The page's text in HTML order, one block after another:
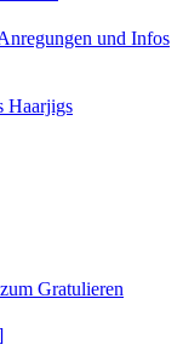
und Infos
Haarjigs
Gratulieren